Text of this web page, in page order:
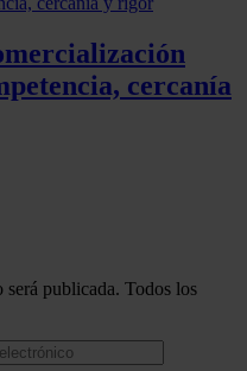
cercanía
publicada. Todos los